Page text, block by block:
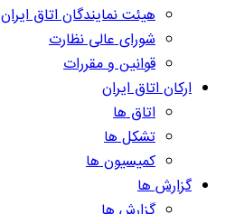
هیئت نمایندگان اتاق ایران
شورای عالی نظارت
قوانین و مقررات
ارکان اتاق ایران
اتاق ها
تشکل ها
کمیسیون ها
گزارش ها